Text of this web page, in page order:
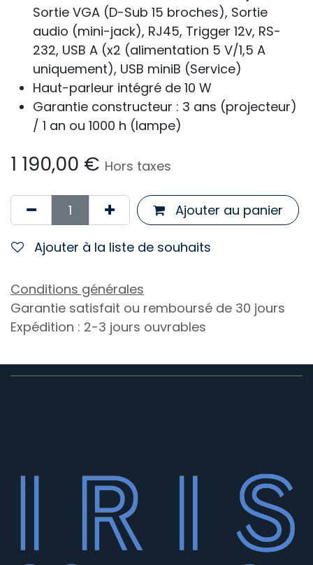
Sortie VGA (D-Sub 15 broches), Sortie
audio (mini-jack), RJ45, Trigger 12v, RS-
232, USB A (x2 (alimentation 5 V/1,5 A
uniquement), USB miniB (Service)
Haut-parleur intégré de 10 W
Garantie constructeur : 3 ans (projecteur)
/ 1 an ou 1000 h (lampe)
1 190,00 € Hors taxes
Ajouter au panier
Ajouter à la liste de souhaits
Conditions générales
Garantie satisfait ou remboursé de 30 jours
Expédition : 2-3 jours ouvrables